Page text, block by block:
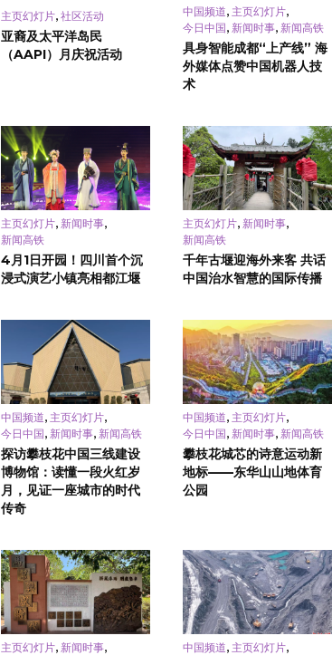
主页幻灯片, 社区活动
亚裔及太平洋岛民
（AAPI）月庆祝活动
中国频道, 主页幻灯片,
今日中国, 新闻时事, 新闻高铁
具身智能成都“上产线” 海
外媒体点赞中国机器人技
术
主页幻灯片, 新闻时事,
新闻高铁
4月1日开园！四川首个沉
浸式演艺小镇亮相都江堰
主页幻灯片, 新闻时事,
新闻高铁
千年古堰迎海外来客 共话
中国治水智慧的国际传播
中国频道, 主页幻灯片,
今日中国, 新闻时事, 新闻高铁
探访攀枝花中国三线建设
博物馆：读懂一段火红岁
月，见证一座城市的时代
传奇
中国频道, 主页幻灯片,
今日中国, 新闻时事, 新闻高铁
攀枝花城芯的诗意运动新
地标——东华山山地体育
公园
主页幻灯片 新闻时事 中国频道 主页幻灯片